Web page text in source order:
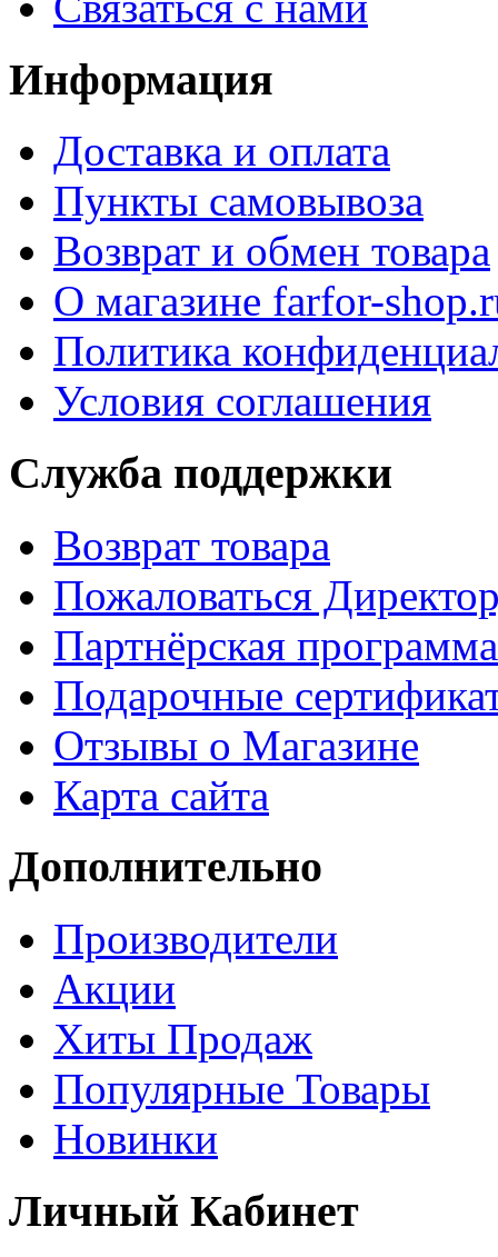
Информация
Доставка и оплата
Пункты самовывоза
Возврат и обмен товара
О магазине farfor-
Политика
Условия соглашения
Служба поддержки
Возврат товара
Пожаловаться
Партнёрская программа
Подарочные
Отзывы о Магазине
Карта сайта
Дополнительно
Производители
Акции
Хиты Продаж
Популярные Товары
Новинки
Личный Кабинет